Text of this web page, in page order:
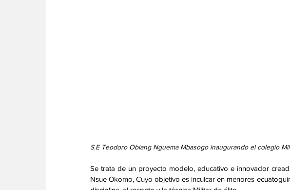
S.E Teodoro Obiang Nguema Mbasogo inaugurando el colegio
Se trata de un proyecto modelo, educativo e innovador
Nsue Okomo, Cuyo objetivo es inculcar en menores